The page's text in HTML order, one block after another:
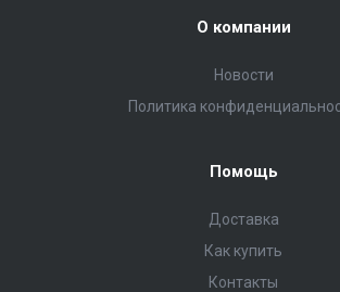
О компании
Новости
Политика
Помощь
Доставка
Как купить
Контакты